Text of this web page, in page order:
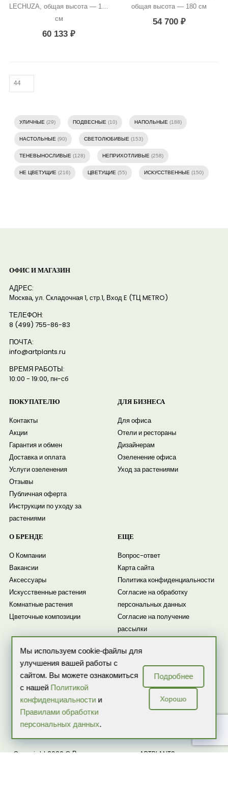
LECHUZA, общая высота — 140
см
60 133₽
общая высота — 180 см
54 700 ₽
УЛИЧНЫЕ (29) ПОДВЕСНЫЕ (10) НАПОЛЬНЫЕ (188)
НАСТОЛЬНЫЕ (90) СВЕТОЛЮБИВЫЕ (153)
ТЕНЕВЫНОСЛИВЫЕ (128) НЕПРИХОТЛИВЫЕ (258)
НЕ ЦВЕТУЩИЕ (216) ЦВЕТУЩИЕ (55) ИСКУССТВЕННЫЕ (150)
ОФИС И МАГАЗИН
АДРЕС:
Москва, ул. Складочная 1, стр.1, Вход E (ТЦ METRO)
ТЕЛЕФОН:
8 (499) 755-86-83
ПОЧТА:
info@artplants.ru
ВРЕМЯ РАБОТЫ:
10:00 - 19:00, пн-сб
ПОКУПАТЕЛЮ
Контакты
Акции
Гарантия и обмен
Доставка и оплата
Услуги озеленения
Отзывы
Публичная оферта
Инструкции по уходу за
растениями
ДЛЯ БИЗНЕСА
Для офиса
Отели и рестораны
Дизайнерам
Озеленение офиса
Уход за растениями
О БРЕНДЕ
О Компании
Вакансии
Аксессуары
Искусственные растения
Комнатные растения
Цветочные композиции
ЕЩЕ
Вопрос-ответ
Карта сайта
Политика конфиденциальности
Согласие на обработку
персональных данных
Согласие на получение
рассылки
ИП Бекренева О.В. ИНН: 507503218257 ОГРНИП:
317774600059324
Copyright 2026 © Все права защищены ARTPLANTS — интернет-
Мы используем cookie-файлы для
улучшения вашей работы с
сайтом. Вы можете ознакомиться
с нашей Политикой
конфиденциальностии
Правилами обработки
персональных данных.
Подробнее
Хорошо